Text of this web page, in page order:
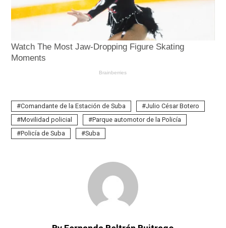
Comandante de la Estación de Suba
Julio César Botero
Movilidad policial
Parque automotor de la Policía
Policía de Suba
Suba